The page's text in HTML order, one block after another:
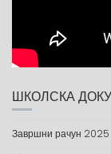
ШКОЛСКА
Завршни рачун 2025